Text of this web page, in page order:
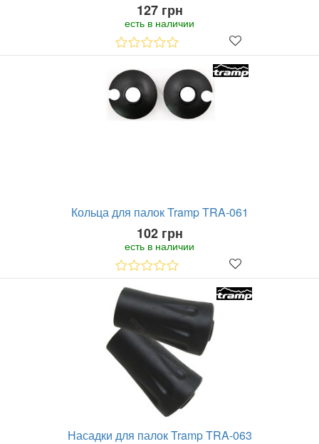
127 грн
есть в наличии
Кольца для палок Tramp TRA-061
102 грн
есть в наличии
Насадки для палок Tramp TRA-063